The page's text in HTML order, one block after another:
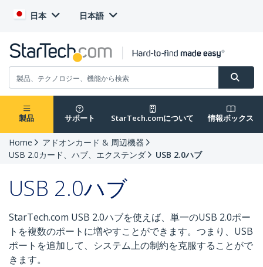
日本 日本語
製品 サポート StarTech.comについて 情報ボックス
Home
アドオンカード & 周辺機器
USB 2.0カード、ハブ、エクステンダ
USB 2.0ハブ
USB 2.0ハブ
StarTech.com USB 2.0ハブを使えば、単一のUSB 2.0ポー
トを複数のポートに増やすことができます。つまり、USB
ポートを追加して、システム上の制約を克服することがで
きます。